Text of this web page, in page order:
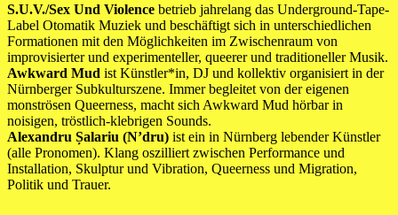
S.U.V./Sex Und Violence betrieb jahrelang das Underground-Tape-
Label Otomatik Muziek und beschäftigt sich in unterschiedlichen
Formationen mit den Möglichkeiten im Zwischenraum von
improvisierter und experimenteller, queerer und traditioneller Musik.
Awkward Mud ist Künstler*in, DJ und kollektiv organisiert in der
Nürnberger Subkulturszene. Immer begleitet von der eigenen
monströsen Queerness, macht sich Awkward Mud hörbar in
noisigen, tröstlich-klebrigen Sounds.
Alexandru Șalariu (N’dru) ist ein in Nürnberg lebender Künstler
(alle Pronomen). Klang oszilliert zwischen Performance und
Installation, Skulptur und Vibration, Queerness und Migration,
Politik und Trauer.